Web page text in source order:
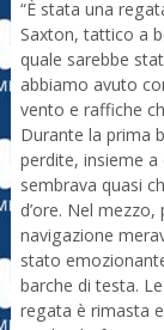
“È stata una
Saxton, tattico a
quale sarebbe
abbiamo avuto
vento e raffiche
Durante la prima
perdite, insieme
sembrava quasi
d’ore. Nel
navigazione
stato
barche di testa.
regata è rimasta